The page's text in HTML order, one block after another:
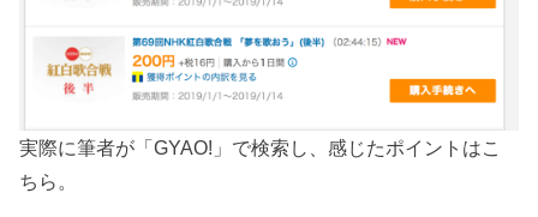
実際に筆者が「GYAO!」で検索し、感じたポイントはこ
ちら。